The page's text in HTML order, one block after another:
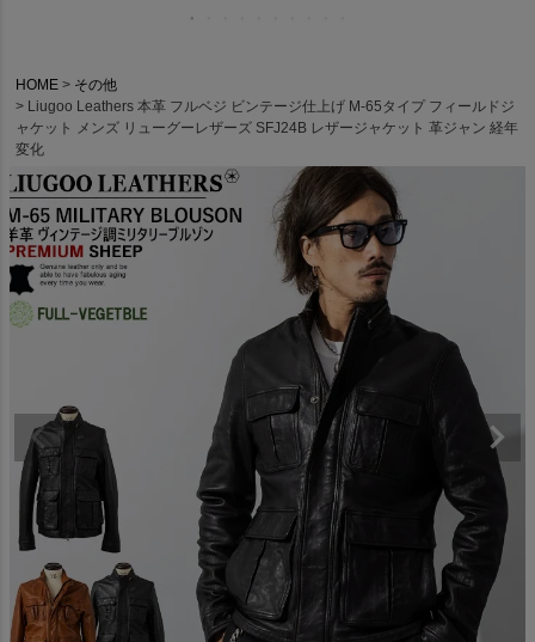
HOME
その他
Liugoo Leathers 本革 フルベジ ビンテージ仕上げ M-65タイプ フィールドジ
ャケット メンズ リューグーレザーズ SFJ24B レザージャケット 革ジャン 経年
変化